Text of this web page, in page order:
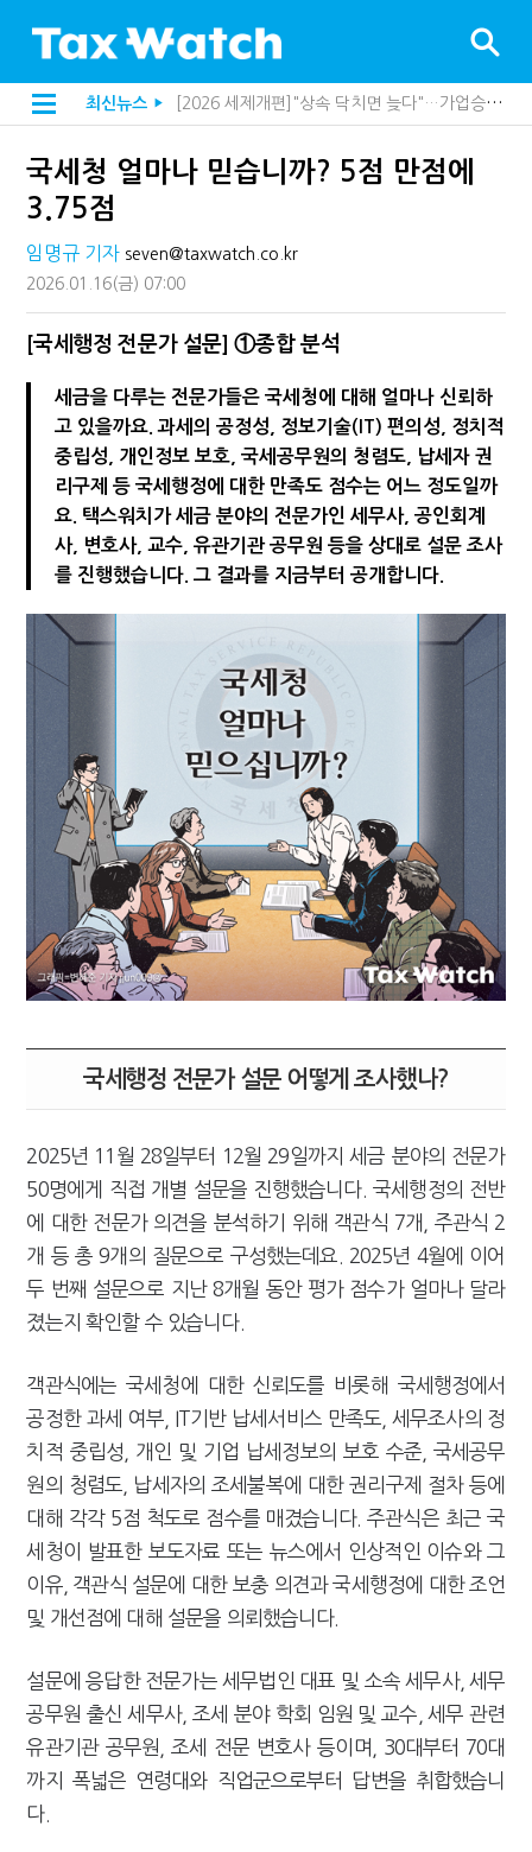
최신뉴스 ▶
[2026 세제개편]종부세는 집값, 가업상속은 기술…납세자가 꼭 볼 5가지
해외 안 갔는데 긁힌 신용카드…관세청이 몇분 만에 찾아낸 비결은?
내 지분만 봤다간 낭패…주식 양도세 추징 부른 '3가지 실수'
"세무플랫폼 문제 해결될 것"…세무사회 진단, 왜
배달라이더 원천징수 세금 인하…환급 플랫폼 수익성 악화될까
상속·증여세 조사, 이제 코인거래소까지 샅샅이 본다
고액자산가 더 옥죈다…해외신탁 미신고 제보에 포상금
반도체·AI로봇 국내 생산땐 세금 깎아준다
"오래 보유보다 오래 살아야"…1주택 세금 '실거주' 중심으로
강남이 좋다는 건 옛말…강서세무서장이 더 낫다?
[2026 세제개편]"상속 닥치면 늦다"…가업승계 성패, 시간에 달렸다
국세청 얼마나 믿습니까? 5점 만점에
3.75점
임명규 기자 seven@taxwatch.co.kr
2026.01.16(금) 07:00
[국세행정 전문가 설문] ①종합 분석
세금을 다루는 전문가들은 국세청에 대해 얼마나 신뢰하
고 있을까요. 과세의 공정성, 정보기술(IT) 편의성, 정치적
중립성, 개인정보 보호, 국세공무원의 청렴도, 납세자 권
리구제 등 국세행정에 대한 만족도 점수는 어느 정도일까
요. 택스워치가 세금 분야의 전문가인 세무사, 공인회계
사, 변호사, 교수, 유관기관 공무원 등을 상대로 설문 조사
를 진행했습니다. 그 결과를 지금부터 공개합니다.
국세행정 전문가 설문 어떻게 조사했나?
2025년 11월 28일부터 12월 29일까지 세금 분야의 전문가
50명에게 직접 개별 설문을 진행했습니다. 국세행정의 전반
에 대한 전문가 의견을 분석하기 위해 객관식 7개, 주관식 2
개 등 총 9개의 질문으로 구성했는데요. 2025년 4월에 이어
두 번째 설문으로 지난 8개월 동안 평가 점수가 얼마나 달라
졌는지 확인할 수 있습니다.
객관식에는 국세청에 대한 신뢰도를 비롯해 국세행정에서
공정한 과세 여부, IT기반 납세서비스 만족도, 세무조사의 정
치적 중립성, 개인 및 기업 납세정보의 보호 수준, 국세공무
원의 청렴도, 납세자의 조세불복에 대한 권리구제 절차 등에
대해 각각 5점 척도로 점수를 매겼습니다. 주관식은 최근 국
세청이 발표한 보도자료 또는 뉴스에서 인상적인 이슈와 그
이유, 객관식 설문에 대한 보충 의견과 국세행정에 대한 조언
및 개선점에 대해 설문을 의뢰했습니다.
설문에 응답한 전문가는 세무법인 대표 및 소속 세무사, 세무
공무원 출신 세무사, 조세 분야 학회 임원 및 교수, 세무 관련
유관기관 공무원, 조세 전문 변호사 등이며, 30대부터 70대
까지 폭넓은 연령대와 직업군으로부터 답변을 취합했습니
다.